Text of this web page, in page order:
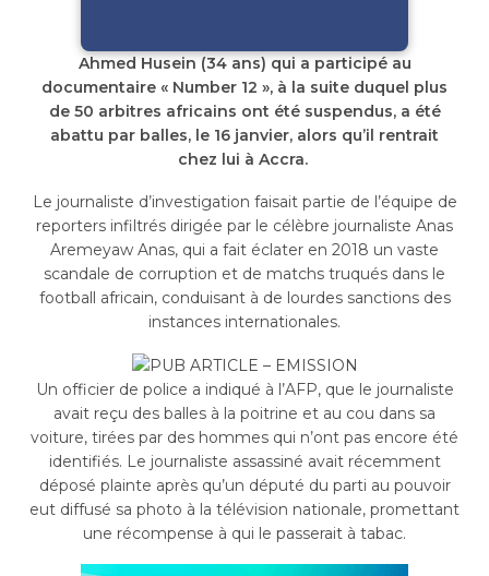
Ahmed Husein (34 ans) qui a participé au
documentaire « Number 12 », à la suite duquel plus
de 50 arbitres africains ont été suspendus, a été
abattu par balles, le 16 janvier, alors qu’il rentrait
chez lui à Accra.
Le journaliste d’investigation faisait partie de l’équipe de
reporters infiltrés dirigée par le célèbre journaliste Anas
Aremeyaw Anas, qui a fait éclater en 2018 un vaste
scandale de corruption et de matchs truqués dans le
football africain, conduisant à de lourdes sanctions des
instances internationales.
Un officier de police a indiqué à l’AFP, que le journaliste
avait reçu des balles à la poitrine et au cou dans sa
voiture, tirées par des hommes qui n’ont pas encore été
identifiés. Le journaliste assassiné avait récemment
déposé plainte après qu’un député du parti au pouvoir
eut diffusé sa photo à la télévision nationale, promettant
une récompense à qui le passerait à tabac.